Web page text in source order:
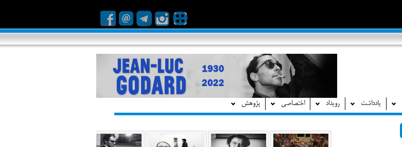
یادداشت رویداد اختصاصی پژوهش